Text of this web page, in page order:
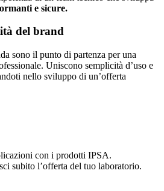
e sicure.
del brand
sono il punto di partenza per una
Uniscono semplicità d’uso e
nello sviluppo di un’offerta
con i prodotti IPSA.
subito l’offerta del tuo laboratorio.